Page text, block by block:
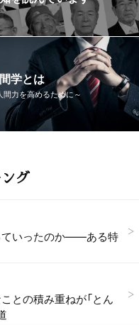
学とは
間力を高めるために～
グ
ていったのか——ある特
との積み重ねが「とん